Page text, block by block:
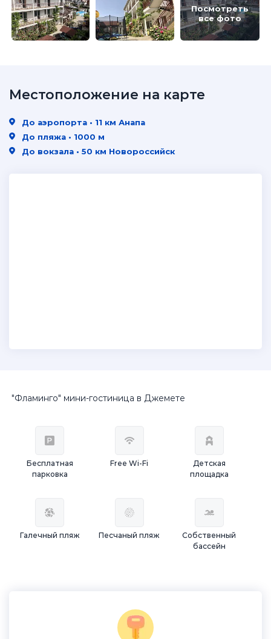
Посмотреть
все фото
"Фламинго" мини-гостиница в Джемете
Бесплатная
парковка
Free Wi-Fi
Детская
площадка
Галечный пляж Песчаный пляж
Собственный
бассейн
Местоположение на карте
До аэропорта • 11 км Анапа
До пляжа • 1000 м
До вокзала • 50 км Новороссийск